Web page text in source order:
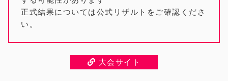
正式結果については公式リザルトをご確認くださ
い。
大会サイト